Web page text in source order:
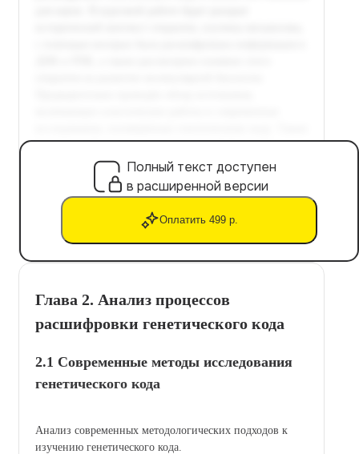
Полный текст доступен
в расширенной версии
Оплатить 499 р.
Глава 2. Анализ процессов
расшифровки генетического кода
2.1 Современные методы исследования
генетического кода
Анализ современных методологических подходов к
изучению генетического кода.